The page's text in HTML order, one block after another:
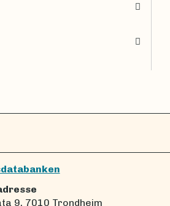
9, 7010 Trondheim